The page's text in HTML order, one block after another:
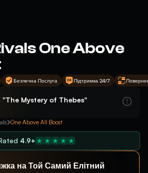
One Above
Безпечна Послуга Підтримка 24/7
"The Mystery of Thebes"
One Above All Boost
4.9+
на Той Самий Елітний